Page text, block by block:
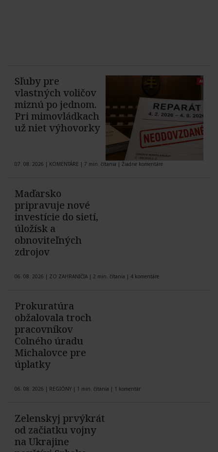
Sľuby pre
vlastných voličov
miznú po jednom.
Pri mimovládkach
už niet výhovorky
07. 08. 2026 | KOMENTÁRE | 7 min. čítania | Žiadne komentáre
Maďarsko
pripravuje nové
investície do sietí,
úložísk a
obnoviteľných
zdrojov
06. 08. 2026 | ZO ZAHRANIČIA | 2 min. čítania | 4 komentáre
Prokuratúra
obžalovala troch
pracovníkov
Colného úradu
Michalovce pre
úplatky
06. 08. 2026 | REGIÓNY | 1 min. čítania | 1 komentár
Zelenskyj prvýkrát
od začiatku vojny
na Ukrajine